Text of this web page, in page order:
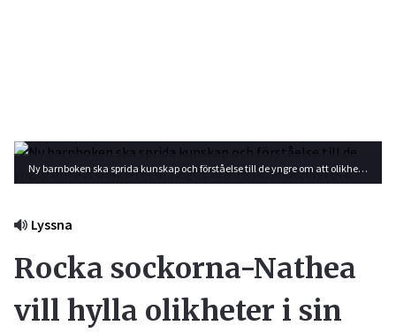
Ny barnboken ska sprida kunskap och förståelse till de yngre om att olikheter är något bra. Foto: Shutterstock
Lyssna
Rocka sockorna-Nathea
vill hylla olikheter i sin